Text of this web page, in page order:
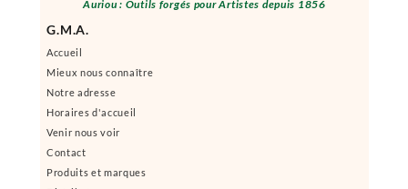
Auriou : Outils forgés pour Artistes depuis 1856
G.M.A.
Accueil
Mieux nous connaître
Notre adresse
Horaires d'accueil
Venir nous voir
Contact
Produits et marques